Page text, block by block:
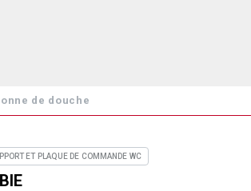
de douche
ET PLAQUE DE COMMANDE WC